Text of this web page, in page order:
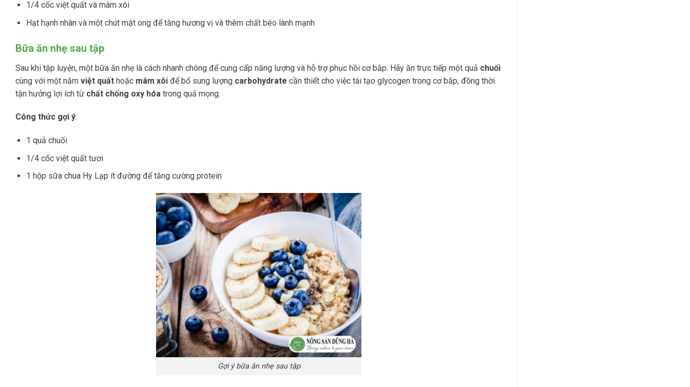
1/4 cốc việt quất và mâm xôi
Hạt hạnh nhân và một chút mật ong để tăng hương vị và thêm chất béo lành mạnh
Bữa ăn nhẹ sau tập
Sau khi tập luyện, một bữa ăn nhẹ là cách nhanh chóng để cung cấp năng lượng và hỗ trợ phục hồi cơ bắp. Hãy ăn trực tiếp một quả chuối
cùng với một nắm việt quất hoặc mâm xôi để bổ sung lượng carbohydrate cần thiết cho việc tái tạo glycogen trong cơ bắp, đồng thời
tận hưởng lợi ích từ chất chống oxy hóa trong quả mọng​.
Công thức gợi ý:
1 quả chuối
1/4 cốc việt quất tươi
1 hộp sữa chua Hy Lạp ít đường để tăng cường protein
Gợi ý bữa ăn nhẹ sau tập